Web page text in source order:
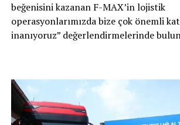
beğenisini kazanan F-MAX’in lojistik
operasyonlarımızda bize çok önemli
inanıyoruz” değerlendirmelerinde